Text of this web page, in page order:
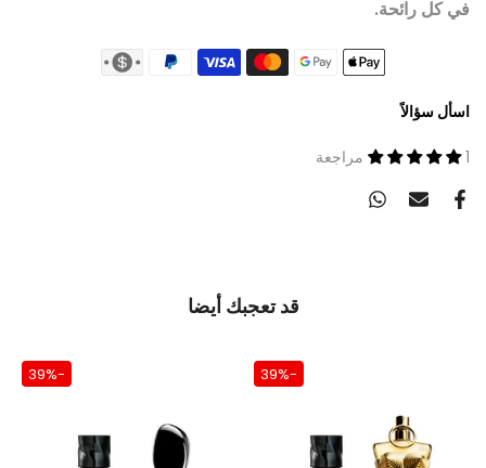
في كل رائحة.
اسأل سؤالاً
1 مراجعة
قد تعجبك أيضا
-39%
-39%